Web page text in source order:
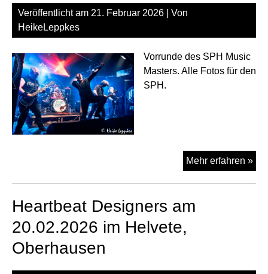
Veröffentlicht am 21. Februar 2026 | Von
HeikeLeppkes
Vorrunde des SPH Music
Masters. Alle Fotos für den
SPH.
Mehr erfahren »
am
Heartbeat Designers am
20.02.2026 im Helvete,
Oberhausen